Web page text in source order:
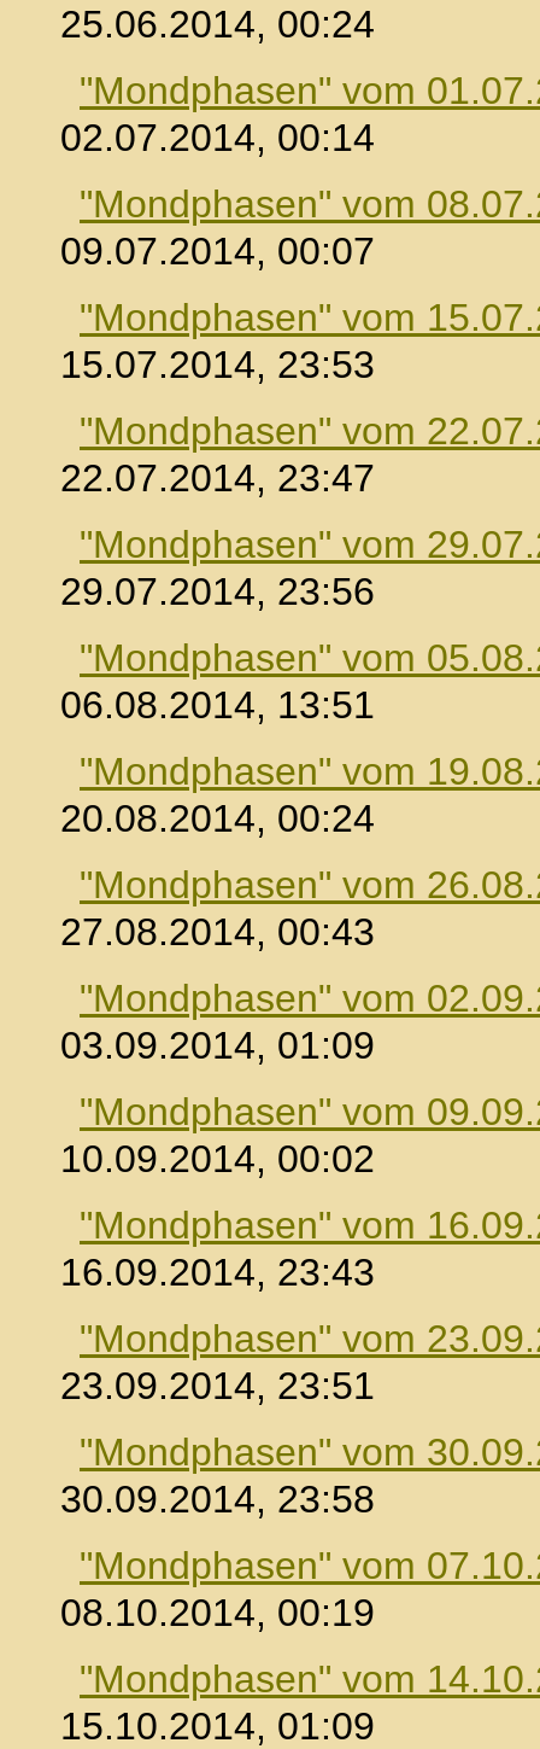
25.06.2014, 00:24
"Mondphasen" vom
02.07.2014, 00:14
"Mondphasen" vom
09.07.2014, 00:07
"Mondphasen" vom
15.07.2014, 23:53
"Mondphasen" vom
22.07.2014, 23:47
"Mondphasen" vom
29.07.2014, 23:56
"Mondphasen" vom
06.08.2014, 13:51
"Mondphasen" vom
20.08.2014, 00:24
"Mondphasen" vom
27.08.2014, 00:43
"Mondphasen" vom
03.09.2014, 01:09
"Mondphasen" vom
10.09.2014, 00:02
"Mondphasen" vom
16.09.2014, 23:43
"Mondphasen" vom
23.09.2014, 23:51
"Mondphasen" vom
30.09.2014, 23:58
"Mondphasen" vom
08.10.2014, 00:19
"Mondphasen" vom
15.10.2014, 01:09